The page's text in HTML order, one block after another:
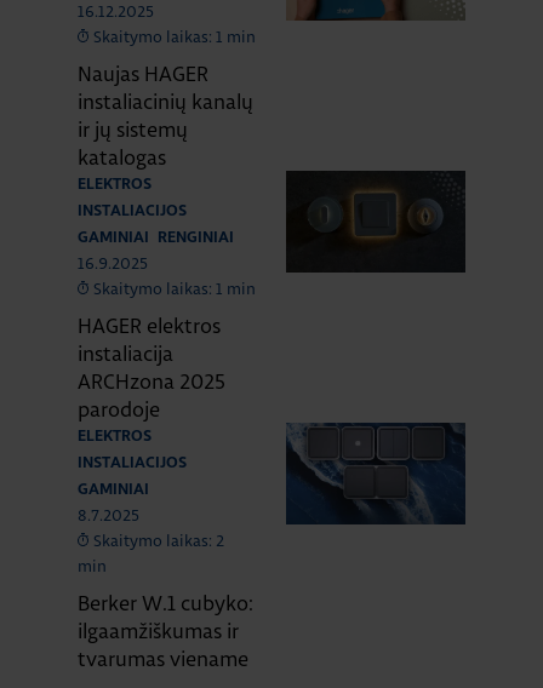
16.12.2025
Skaitymo laikas: 1 min
Naujas HAGER
instaliacinių kanalų
ir jų sistemų
katalogas
ELEKTROS
INSTALIACIJOS
GAMINIAI
RENGINIAI
16.9.2025
Skaitymo laikas: 1 min
HAGER elektros
instaliacija
ARCHzona 2025
parodoje
ELEKTROS
INSTALIACIJOS
GAMINIAI
8.7.2025
Skaitymo laikas: 2
min
Berker W.1 cubyko:
ilgaamžiškumas ir
tvarumas viename